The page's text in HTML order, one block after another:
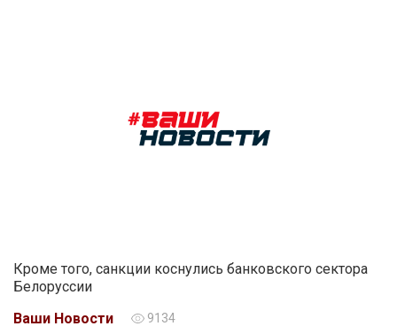
Кроме того, санкции коснулись банковского сектора
Белоруссии
Ваши Новости
9134